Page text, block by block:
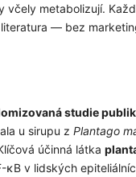
včely metabolizují.
— bez
studie
u sirupu z Plantago
účinná látka
κB v lidských
se k našemu
100 Kč na první
Přihlásit se a získat